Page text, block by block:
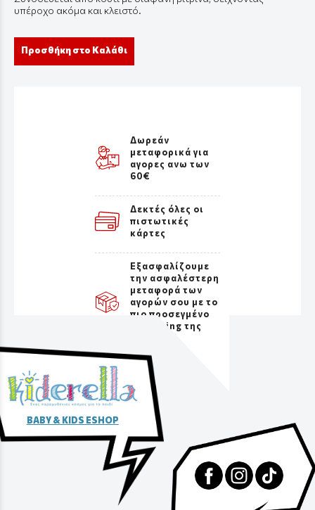
υπέροχο ακόμα και κλειστό.
Προσθήκη στο Καλάθι
Δωρεάν
μεταφορικά για
αγορες ανω των
60€
Δεκτές όλες οι
πιστωτικές
κάρτες
Εξασφαλίζουμε
την ασφαλέστερη
μεταφορά των
αγορών σου με το
πιο προσεγμένο
packaging της
BABY & KIDS ESHOP